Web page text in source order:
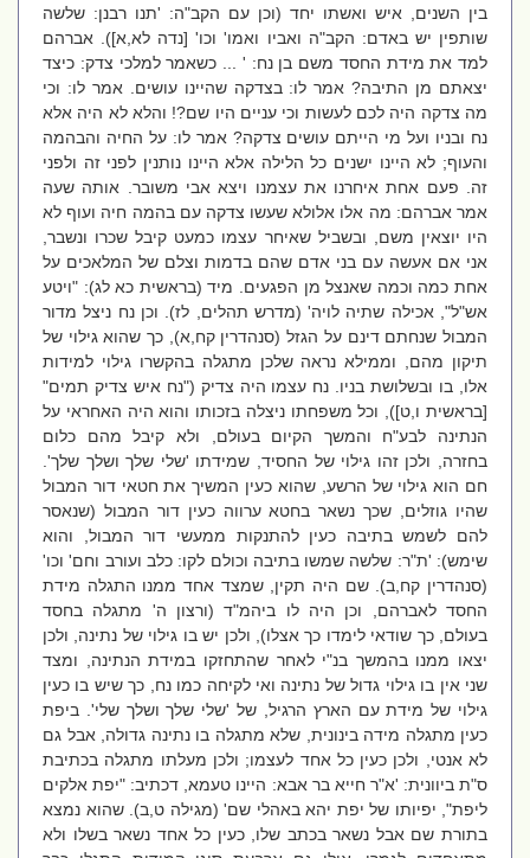
בין השנים, איש ואשתו יחד (וכן עם הקב"ה: 'תנו רבנן: שלשה
שותפין יש באדם: הקב"ה ואביו ואמו' וכו' [נדה לא,א]). אברהם
למד את מידת החסד משם בן נח: ' ... כשאמר למלכי צדק: כיצד
יצאתם מן התיבה? אמר לו: בצדקה שהיינו עושים. אמר לו: וכי
מה צדקה היה לכם לעשות וכי עניים היו שם?! והלא לא היה אלא
נח ובניו ועל מי הייתם עושים צדקה? אמר לו: על החיה והבהמה
והעוף; לא היינו ישנים כל הלילה אלא היינו נותנין לפני זה ולפני
זה. פעם אחת איחרנו את עצמנו ויצא אבי משובר. אותה שעה
אמר אברהם: מה אלו אלולא שעשו צדקה עם בהמה חיה ועוף לא
היו יוצאין משם, ובשביל שאיחר עצמו כמעט קיבל שכרו ונשבר,
אני אם אעשה עם בני אדם שהם בדמות וצלם של המלאכים על
אחת כמה וכמה שאנצל מן הפגעים. מיד (בראשית כא לג): "ויטע
אש"ל", אכילה שתיה לויה' (מדרש תהלים, לז). וכן נח ניצל מדור
המבול שנחתם דינם על הגזל (סנהדרין קח,א), כך שהוא גילוי של
תיקון מהם, וממילא נראה שלכן מתגלה בהקשרו גילוי למידות
אלו, בו ובשלושת בניו. נח עצמו היה צדיק ("נח איש צדיק תמים"
[בראשית ו,ט]), וכל משפחתו ניצלה בזכותו והוא היה האחראי על
הנתינה לבע"ח והמשך הקיום בעולם, ולא קיבל מהם כלום
בחזרה, ולכן זהו גילוי של החסיד, שמידתו 'שלי שלך ושלך שלך'.
חם הוא גילוי של הרשע, שהוא כעין המשיך את חטאי דור המבול
שהיו גוזלים, שכך נשאר בחטא ערווה כעין דור המבול (שנאסר
להם לשמש בתיבה כעין להתנקות ממעשי דור המבול, והוא
שימש): 'ת"ר: שלשה שמשו בתיבה וכולם לקו: כלב ועורב וחם' וכו'
(סנהדרין קח,ב). שם היה תקין, שמצד אחד ממנו התגלה מידת
החסד לאברהם, וכן היה לו ביהמ"ד (ורצון ה' מתגלה בחסד
בעולם, כך שודאי לימדו כך אצלו), ולכן יש בו גילוי של נתינה, ולכן
יצאו ממנו בהמשך בנ"י לאחר שהתחזקו במידת הנתינה, ומצד
שני אין בו גילוי גדול של נתינה ואי לקיחה כמו נח, כך שיש בו כעין
גילוי של מידת עם הארץ הרגיל, של 'שלי שלך ושלך שלי'. ביפת
כעין מתגלה מידה בינונית, שלא מתגלה בו נתינה גדולה, אבל גם
לא אנטי, ולכן כעין כל אחד לעצמו; ולכן מעלתו מתגלה בכתיבת
ס"ת ביוונית: 'א"ר חייא בר אבא: היינו טעמא, דכתיב: "יפת אלקים
ליפת", יפיותו של יפת יהא באהלי שם' (מגילה ט,ב). שהוא נמצא
בתורת שם אבל נשאר בכתב שלו, כעין כל אחד נשאר בשלו ולא